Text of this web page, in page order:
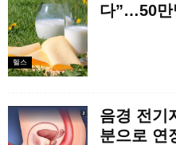
헬스
다”…50만
음경 전기
분으로 연